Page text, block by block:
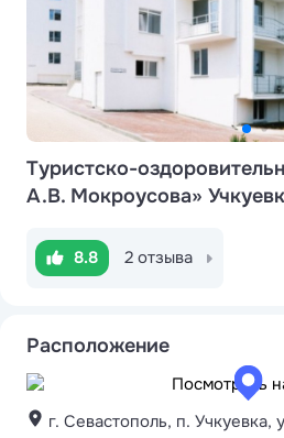
Туристско-
А.В. Мокроусова»
Расположение
г. Севастополь, п. Учкуевка,
8.8 2 отзыва